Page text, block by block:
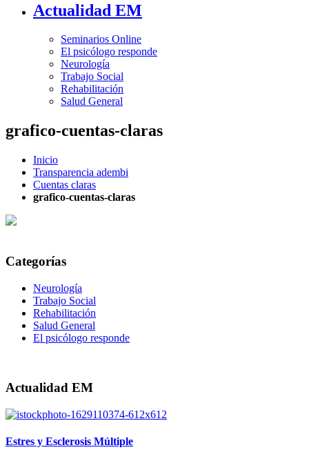
Actualidad EM
Seminarios Online
El psicólogo responde
Neurología
Trabajo Social
Rehabilitación
Salud General
grafico-cuentas-claras
Inicio
Transparencia adembi
Cuentas claras
grafico-cuentas-claras
Categorías
Neurología
Trabajo Social
Rehabilitación
Salud General
El psicólogo responde
Actualidad EM
Estres y Esclerosis Múltiple